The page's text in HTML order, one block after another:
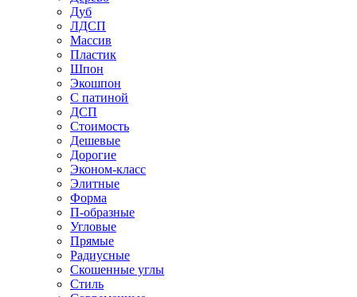
Дуб
ЛДСП
Массив
Пластик
Шпон
Экошпон
С патиной
ДСП
Стоимость
Дешевые
Дорогие
Эконом-класс
Элитные
Форма
П-образные
Угловые
Прямые
Радиусные
Скошенные углы
Стиль